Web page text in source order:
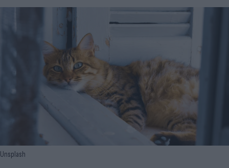
Unsplash